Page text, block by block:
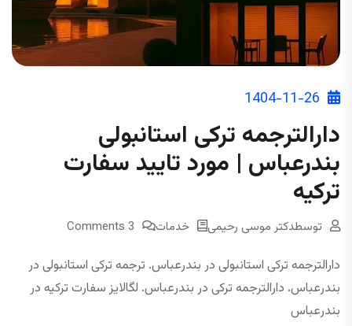
1404-11-26
دارالترجمه ترکی استانبولی
بندرعباس | مورد تایید سفارت
ترکیه
توسطدکتر موسی رحیمی خدمات 3 Comments
دارالترجمه ترکی استانبولی در بندرعباس. ترجمه ترکی استانبولی در
بندرعباس. دارالترجمه ترکی در بندرعباس. لگالایز سفارت ترکیه در
بندرعباس